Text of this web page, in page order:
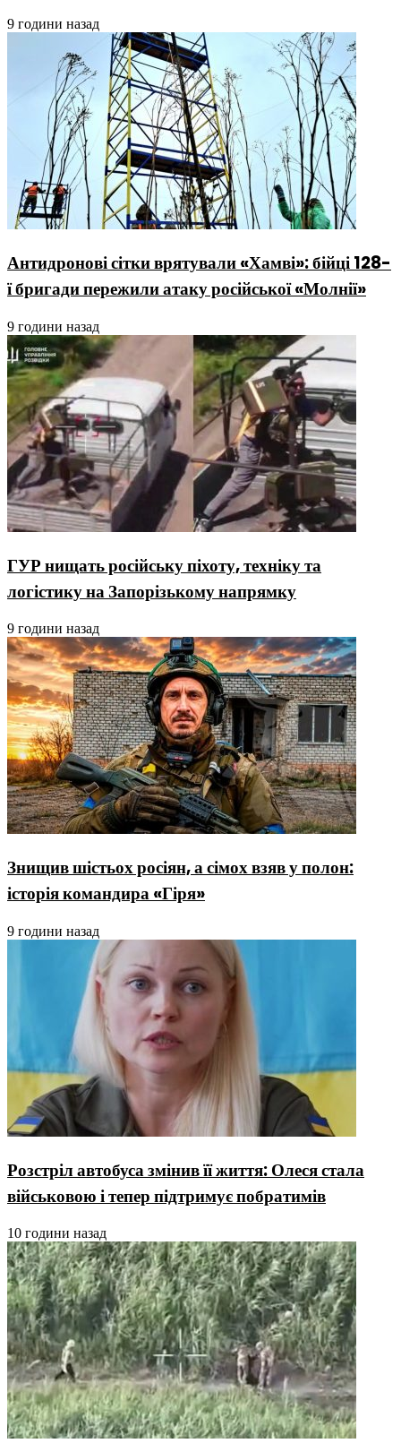
9 години назад
Антидронові сітки врятували «Хамві»: бійці 128-
ї бригади пережили атаку російської «Молнії»
9 години назад
ГУР нищать російську піхоту, техніку та
логістику на Запорізькому напрямку
9 години назад
Знищив шістьох росіян, а сімох взяв у полон:
історія командира «Гіря»
9 години назад
Розстріл автобуса змінив її життя: Олеся стала
військовою і тепер підтримує побратимів
10 години назад